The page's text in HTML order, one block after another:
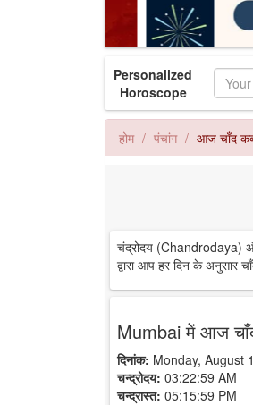
Personalized
Horoscope
Name
होम पंचांग आज चाँद
चंद्रोदय (Chandrodaya)
द्वारा आप हर दिन के अनुसार
Mumbai में आज
दिनांक: Monday, August
चन्द्रोदय: 03:22:59 AM
चन्द्रास्त: 05:15:59 PM